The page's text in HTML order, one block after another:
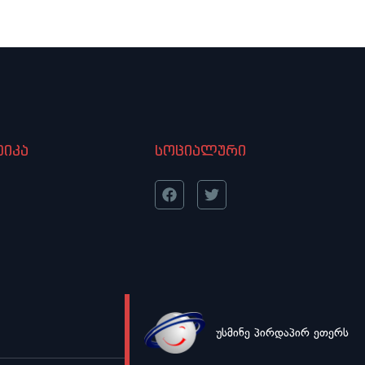
LIVE უსმინე პირდაპირ ეთერს
სოციალური